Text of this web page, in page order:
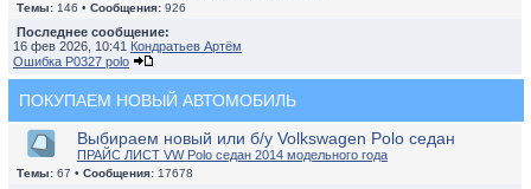
Темы: 146 • Сообщения: 926
Последнее сообщение:
16 фев 2026, 10:41 Кондратьев Артём
Ошибка P0327 polo
ПОКУПАЕМ НОВЫЙ АВТОМОБИЛЬ
Выбираем новый или б/у Volkswagen Polo седан
ПРАЙС ЛИСТ VW Polo седан 2014 модельного года
Темы: 67 • Сообщения: 17678